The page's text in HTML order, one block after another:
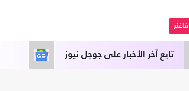
فاغنر
تابع آخر الأخبار على جوجل نيوز